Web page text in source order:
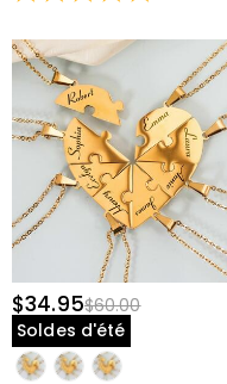
$34.95$60.00
Soldes d'été